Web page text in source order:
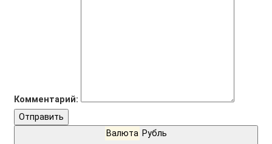
Комментарий:
Отправить
Валюта Рубль